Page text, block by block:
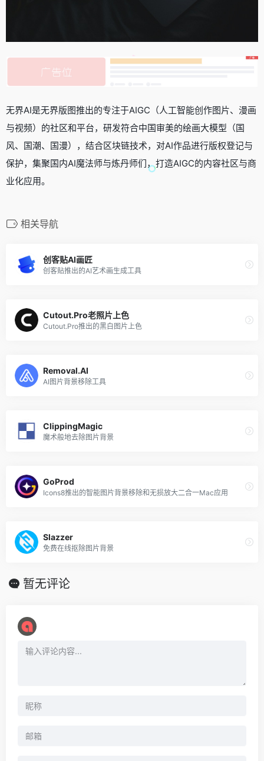
无界AI是无界版图推出的专注于AIGC（人工智能创作图片、漫画
与视频）的社区和平台，研发符合中国审美的绘画大模型（国
风、国潮、国漫），结合区块链技术，对AI作品进行版权登记与
保护，集聚国内AI魔法师与炼丹师们，打造AIGC的内容社区与商
业化应用。
相关导航
创客贴AI画匠
创客贴推出的AI艺术画生成工具
Cutout.Pro老照片上色
Cutout.Pro推出的黑白图片上色
Removal.AI
AI图片背景移除工具
ClippingMagic
魔术般地去除图片背景
GoProd
Icons8推出的智能图片背景移除和无损放大二合一Mac应用
Slazzer
免费在线抠除图片背景
暂无评论